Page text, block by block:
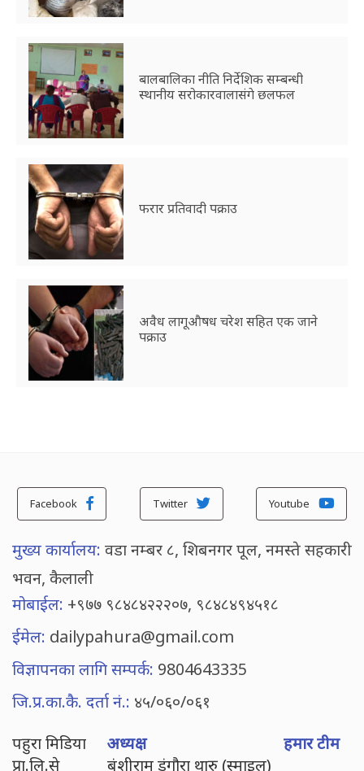
बालबालिका नीति निर्देशिक सम्बन्धी
स्थानीय सरोकारवालासंगे छलफल
फरार प्रतिवादी पक्राउ
अवैध लागूऔषध चरेश सहित एक जाने
पक्राउ
Facebook Twitter Youtube
मुख्य कार्यालय: वडा नम्बर ८, शिबनगर पूल, नमस्ते सहकारी
भवन, कैलाली
मोबाईल: +९७७ ९८४८४२२२०७, ९८४८४९४५१८
ईमेल: dailypahura@gmail.com
विज्ञापनका लागि सम्पर्क: 9804643335
जि.प्र.का.कै. दर्ता नं.: ४५/०६०/०६१
पहुरा मिडिया
प्रा.लि.से
अध्यक्ष
बंशीराम डंगौरा थारु (स्माइल)
हमार टीम